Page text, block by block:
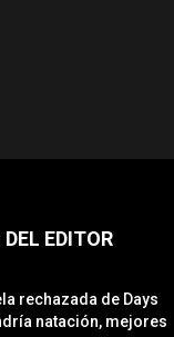
EDITOR
rechazada de Days
natación, mejores